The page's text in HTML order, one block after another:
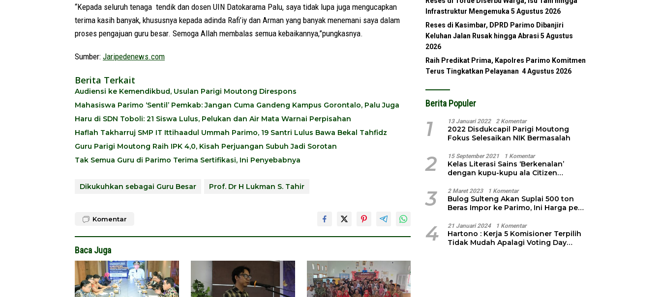
“Kepada seluruh tenaga tendik dan dosen UIN Datokarama Palu, saya tidak lupa juga mengucapkan
terima kasih banyak, khususnya kepada adinda Rafi’iy dan Arman yang banyak menemani saya dalam
proses pengajuan guru besar. Semoga Allah membalas semua kebaikannya,”pungkasnya.
Sumber: Jaripedenews.com
Berita Terkait
Audiensi ke Kemendikbud, Usulan Parigi Moutong Direspons
Mahasiswa Parimo ‘Sentil’ Pemkab: Jangan Cuma Gandeng Kampus Gorontalo, Palu Juga
Haru di SDN Toboli: 21 Siswa Lulus, Pelukan dan Air Mata Warnai Perpisahan
Haflah Takharruj SMP IT Ittihaadul Ummah Parimo, 19 Santri Lulus Bawa Bekal Tahfidz
Guru Parigi Moutong Raih IPK 4,0, Kisah Perjuangan Subuh Jadi Sorotan
Tak Semua Guru di Parimo Terima Sertifikasi, Ini Penyebabnya
Dikukuhkan sebagai Guru Besar Prof. Dr H Lukman S. Tahir
Komentar
Baca Juga
Infrastruktur Mengemuka 5 Agustus 2026
Reses di Kasimbar, DPRD Parimo Dibanjiri
Keluhan Jalan Rusak hingga Abrasi 5 Agustus
2026
Raih Predikat Prima, Kapolres Parimo Komitmen
Terus Tingkatkan Pelayanan 4 Agustus 2026
Berita Populer
1 13 Januari 2022 2 Komentar
2022 Disdukcapil Parigi Moutong
Fokus Selesaikan NIK Bermasalah
2 15 September 2021 1 Komentar
Kelas Literasi Sains ‘Berkenalan’
dengan kupu-kupu ala Citizen
3 2 Maret 2023 1 Komentar
Bulog Sulteng Akan Suplai 500 ton
Beras Impor ke Parimo, Ini Harga per
4 21 Januari 2024 1 Komentar
Hartono : Kerja 5 Komisioner Terpilih
Tidak Mudah Apalagi Voting Day